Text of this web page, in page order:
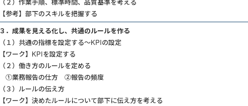
（２）作業手順、標準時間、品質基準を考える
【参考】部下のスキルを把握する
３．成果を見える化し、共通のルールを作る
（１）共通の指標を設定する～KPIの設定
【ワーク】KPIを設定する
（２）働き方のルールを定める
①業務報告の仕方 ②報告の頻度
（３）ルールの伝え方
【ワーク】決めたルールについて部下に伝え方を考える